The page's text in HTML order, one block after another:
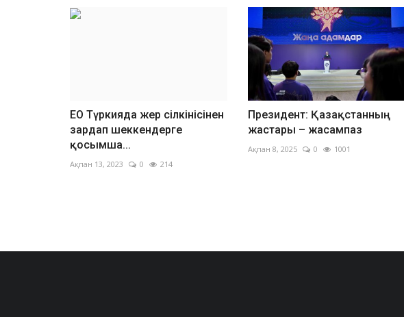
ЕО Түркияда жер сілкінісінен
зардап шеккендерге
қосымша...
Ақпан 13, 2023 0 214
Президент: Қазақстанның
жастары – жасампаз
Ақпан 8, 2025 0 1001